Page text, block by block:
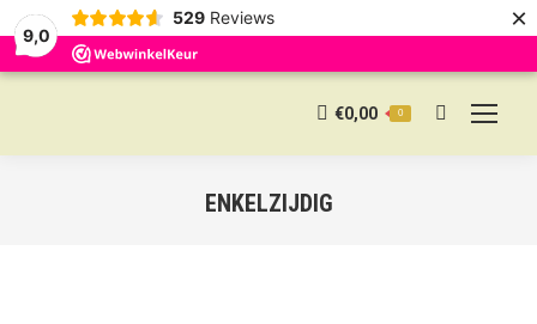
9,0
529 Reviews ×
€0,00 0 Search:
ENKELZIJDIG